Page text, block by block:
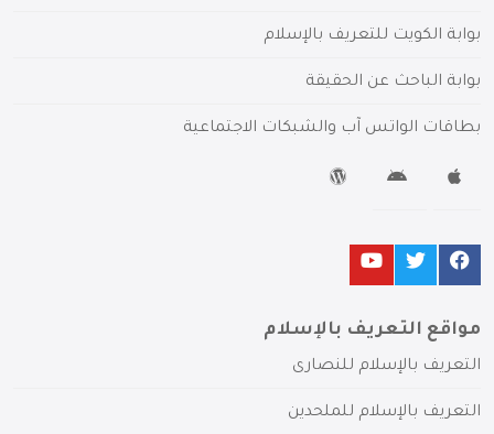
بوابة الكويت للتعريف بالإسلام
بوابة الباحث عن الحقيقة
بطاقات الواتس آب والشبكات الاجتماعية
مواقع التعريف بالإسلام
التعريف بالإسلام للنصارى
التعريف بالإسلام للملحدين